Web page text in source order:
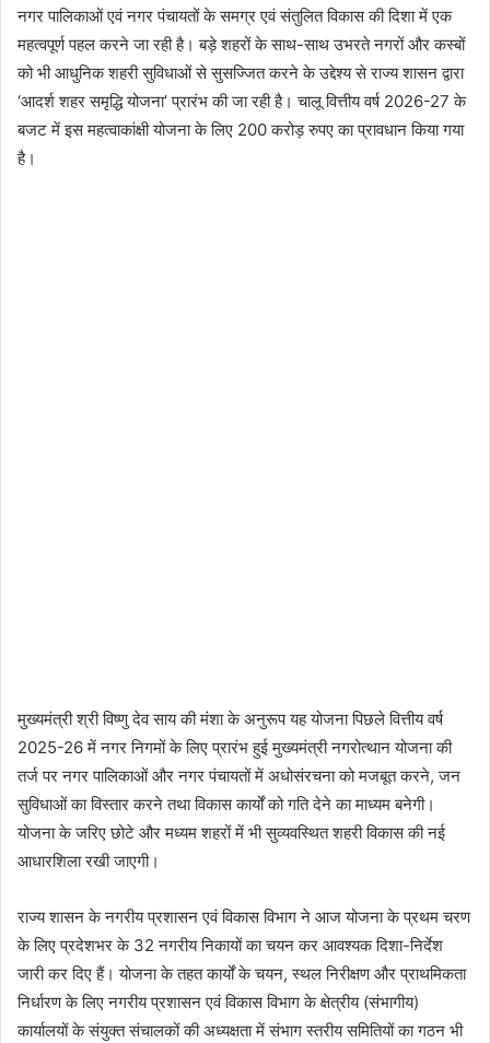
नगर पालिकाओं एवं नगर पंचायतों के समग्र एवं संतुलित विकास की दिशा में एक
महत्वपूर्ण पहल करने जा रही है। बड़े शहरों के साथ-साथ उभरते नगरों और कस्बों
को भी आधुनिक शहरी सुविधाओं से सुसज्जित करने के उद्देश्य से राज्य शासन द्वारा
‘आदर्श शहर समृद्धि योजना’ प्रारंभ की जा रही है। चालू वित्तीय वर्ष 2026-27 के
बजट में इस महत्वाकांक्षी योजना के लिए 200 करोड़ रुपए का प्रावधान किया गया
है।
मुख्यमंत्री श्री विष्णु देव साय की मंशा के अनुरूप यह योजना पिछले वित्तीय वर्ष
2025-26 में नगर निगमों के लिए प्रारंभ हुई मुख्यमंत्री नगरोत्थान योजना की
तर्ज पर नगर पालिकाओं और नगर पंचायतों में अधोसंरचना को मजबूत करने, जन
सुविधाओं का विस्तार करने तथा विकास कार्यों को गति देने का माध्यम बनेगी।
योजना के जरिए छोटे और मध्यम शहरों में भी सुव्यवस्थित शहरी विकास की नई
आधारशिला रखी जाएगी।
राज्य शासन के नगरीय प्रशासन एवं विकास विभाग ने आज योजना के प्रथम चरण
के लिए प्रदेशभर के 32 नगरीय निकायों का चयन कर आवश्यक दिशा-निर्देश
जारी कर दिए हैं। योजना के तहत कार्यों के चयन, स्थल निरीक्षण और प्राथमिकता
निर्धारण के लिए नगरीय प्रशासन एवं विकास विभाग के क्षेत्रीय (संभागीय)
कार्यालयों के संयुक्त संचालकों की अध्यक्षता में संभाग स्तरीय समितियों का गठन भी